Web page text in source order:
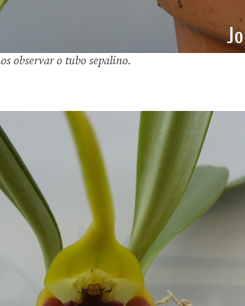
observar o tubo sepalino.